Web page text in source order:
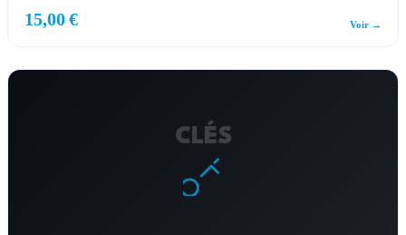
15,00 € Voir →
CLÉS